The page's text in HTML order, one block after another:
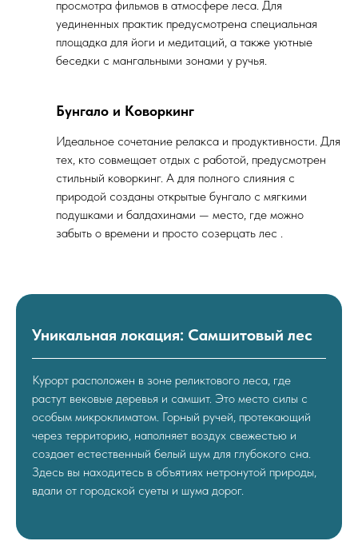
просмотра фильмов в атмосфере леса. Для
уединенных практик предусмотрена специальная
площадка для йоги и медитаций, а также уютные
беседки с мангальными зонами у ручья.
Бунгало и Коворкинг
Идеальное сочетание релакса и продуктивности. Для
тех, кто совмещает отдых с работой, предусмотрен
стильный коворкинг. А для полного слияния с
природой созданы открытые бунгало с мягкими
подушками и балдахинами — место, где можно
забыть о времени и просто созерцать лес .
Уникальная локация: Самшитовый лес
Курорт расположен в зоне реликтового леса, где
растут вековые деревья и самшит. Это место силы с
особым микроклиматом. Горный ручей, протекающий
через территорию, наполняет воздух свежестью и
создает естественный белый шум для глубокого сна.
Здесь вы находитесь в объятиях нетронутой природы,
вдали от городской суеты и шума дорог.